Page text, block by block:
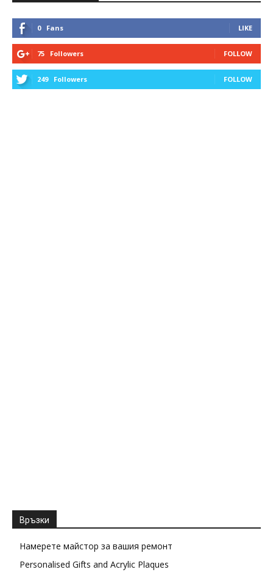
0 Fans LIKE
75 Followers FOLLOW
249 Followers FOLLOW
Връзки
Намерете майстор за вашия ремонт
Personalised Gifts and Acrylic Plaques